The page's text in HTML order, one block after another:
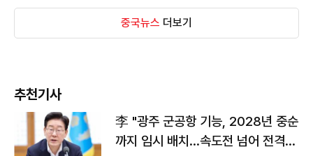
중국뉴스 더보기
추천기사
李 "광주 군공항 기능, 2028년 중순
까지 임시 배치…속도전 넘어 전격